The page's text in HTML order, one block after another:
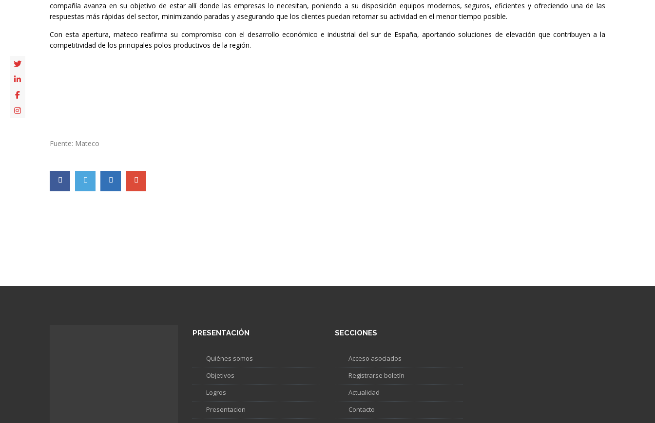
compañía avanza en su objetivo de estar allí donde las empresas lo necesitan, poniendo a su disposición equipos modernos, seguros, eficientes y ofreciendo una de las
respuestas más rápidas del sector, minimizando paradas y asegurando que los clientes puedan retomar su actividad en el menor tiempo posible.
Con esta apertura, mateco reafirma su compromiso con el desarrollo económico e industrial del sur de España, aportando soluciones de elevación que contribuyen a la
competitividad de los principales polos productivos de la región.
Fuente: Mateco
PRESENTACIÓN
Quiénes somos
Objetivos
Logros
Presentacion
SECCIONES
Acceso asociados
Registrarse boletín
Actualidad
Contacto